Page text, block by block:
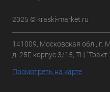
2025 © kraski-market.ru
141009, Московская обл., г.
д. 25Г, корпус 3/15, ТЦ
Посмотреть на карте